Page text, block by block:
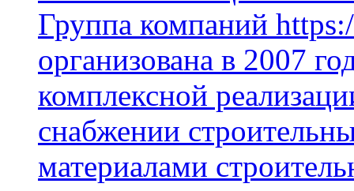
Группа компаний
организована в 2007
комплексной
снабжении
материалами